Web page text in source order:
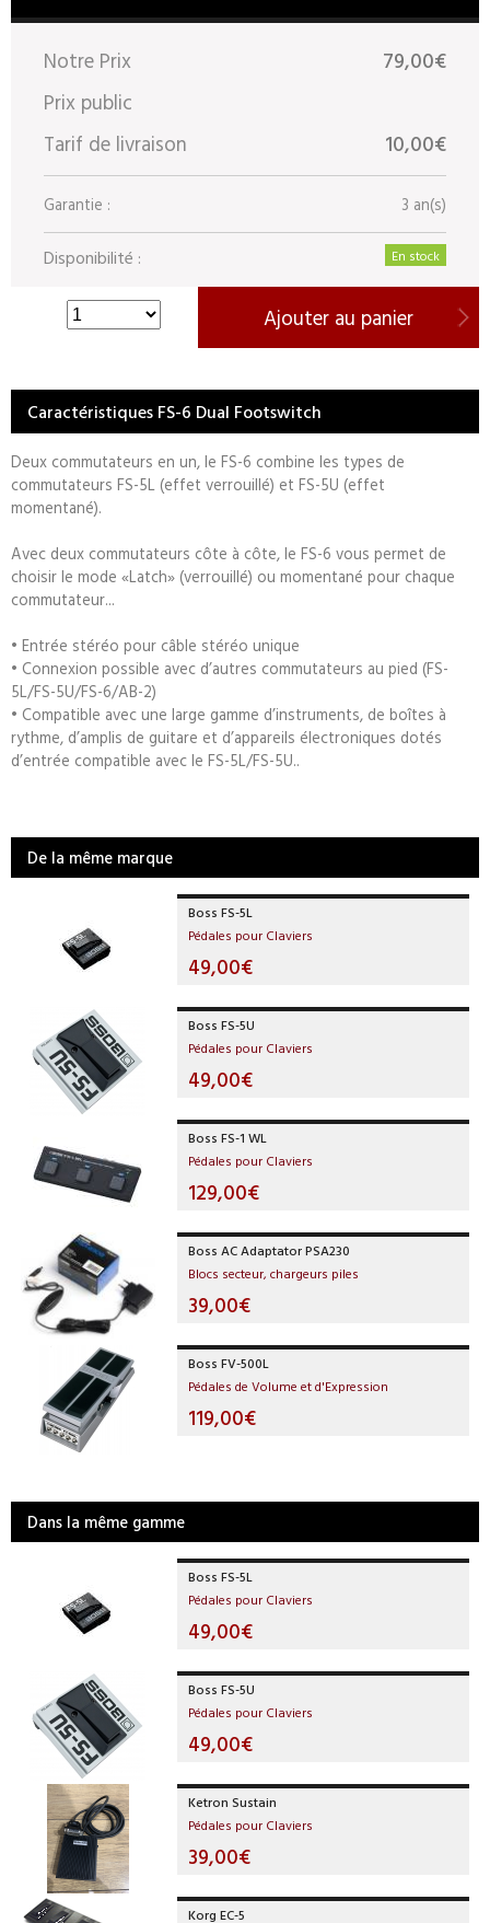
Notre Prix
79,00€
Prix public
Tarif de livraison
10,00€
Garantie : 3 an(s)
Disponibilité : En stock
Ajouter au panier
Caractéristiques FS-6 Dual Footswitch
Deux commutateurs en un, le FS-6 combine les types de
commutateurs FS-5L (effet verrouillé) et FS-5U (effet
momentané).
Avec deux commutateurs côte à côte, le FS-6 vous permet de
choisir le mode «Latch» (verrouillé) ou momentané pour chaque
commutateur...
• Entrée stéréo pour câble stéréo unique
• Connexion possible avec d’autres commutateurs au pied (FS-
5L/FS-5U/FS-6/AB-2)
• Compatible avec une large gamme d’instruments, de boîtes à
rythme, d’amplis de guitare et d’appareils électroniques dotés
d’entrée compatible avec le FS-5L/FS-5U..
De la même marque
Boss FS-5L
Pédales pour Claviers
49,00€
Boss FS-5U
Pédales pour Claviers
49,00€
Boss FS-1 WL
Pédales pour Claviers
129,00€
Boss AC Adaptator PSA230
Blocs secteur, chargeurs piles
39,00€
Boss FV-500L
Pédales de Volume et d'Expression
119,00€
Dans la même gamme
Boss FS-5L
Pédales pour Claviers
49,00€
Boss FS-5U
Pédales pour Claviers
49,00€
Ketron Sustain
Pédales pour Claviers
39,00€
Korg EC-5